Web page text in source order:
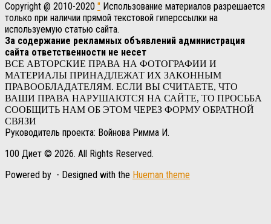
Copyright @ 2010-2020 " Использование материалов разрешается
только при наличии прямой текстовой гиперссылки на
используемую статью сайта.
За содержание рекламных объявлений администрация
сайта ответственности не несет
ВСЕ АВТОРСКИЕ ПРАВА НА ФОТОГРАФИИ И
МАТЕРИАЛЫ ПРИНАДЛЕЖАТ ИХ ЗАКОННЫМ
ПРАВООБЛАДАТЕЛЯМ. ЕСЛИ ВЫ СЧИТАЕТЕ, ЧТО
ВАШИ ПРАВА НАРУШАЮТСЯ НА САЙТЕ, ТО ПРОСЬБА
СООБЩИТЬ НАМ ОБ ЭТОМ ЧЕРЕЗ ФОРМУ ОБРАТНОЙ
СВЯЗИ
Руководитель проекта: Войнова Римма И.
100 Диет © 2026. All Rights Reserved.
Powered by - Designed with the Hueman theme